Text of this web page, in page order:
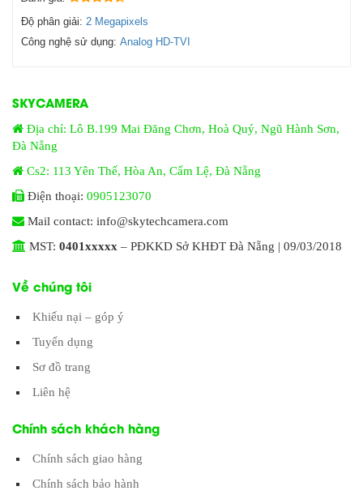
Độ phân giải: 2 Megapixels
Công nghệ sử dụng: Analog HD-TVI
SKYCAMERA
Địa chỉ: Lô B.199 Mai Đăng Chơn, Hoà Quý, Ngũ Hành Sơn,
Đà Nẵng
Cs2: 113 Yên Thế, Hòa An, Cẩm Lệ, Đà Nẵng
Điện thoại: 0905123070
Mail contact: info@skytechcamera.com
MST: 0401xxxxx – PĐKKD Sở KHĐT Đà Nẵng | 09/03/2018
Về chúng tôi
Khiếu nại – góp ý
Tuyển dụng
Sơ đồ trang
Liên hệ
Chính sách khách hàng
Chính sách giao hàng
Chính sách bảo hành